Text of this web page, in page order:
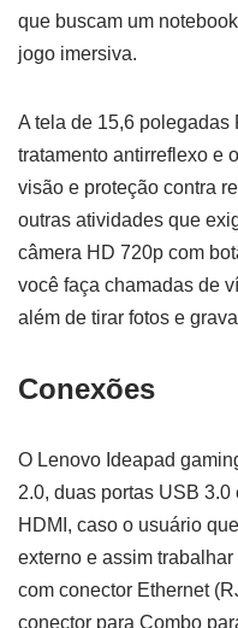
que buscam um
jogo imersiva.
A tela de 15,6 polegadas
tratamento antirreflexo e
visão e proteção contra
outras atividades que
câmera HD 720p com
você faça chamadas de
além de tirar fotos e
Conexões
O Lenovo Ideapad
2.0, duas portas USB
HDMI, caso o usuário
externo e assim
com conector Ethernet
conector para Combo